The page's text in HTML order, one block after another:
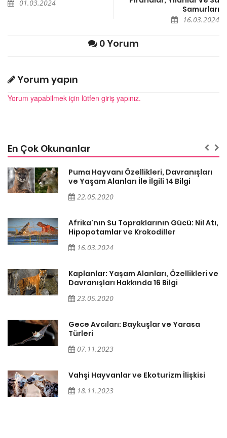
01.03.2024
Samurları
16.03.2024
0 Yorum
Yorum yapın
Yorum yapabilmek için lütfen giriş yapınız.
En Çok Okunanlar
Puma Hayvanı Özellikleri, Davranışları
ve Yaşam Alanları İle İlgili 14 Bilgi
22.05.2020
Afrika'nın Su Topraklarının Gücü: Nil Atı,
Hipopotamlar ve Krokodiller
16.03.2024
Kaplanlar: Yaşam Alanları, Özellikleri ve
Davranışları Hakkında 16 Bilgi
23.05.2020
Gece Avcıları: Baykuşlar ve Yarasa
Türleri
07.11.2023
Vahşi Hayvanlar ve Ekoturizm İlişkisi
18.11.2023